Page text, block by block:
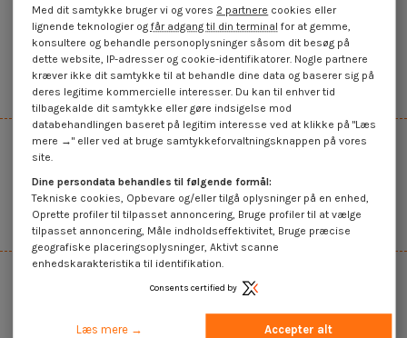
45.000+ referencer på lager
Det bredeste udvalg på internettet
Salg af enheder og mængder
Mængdebaseret glidende pris
Med dit samtykke bruger vi og vores 2 partnere cookies eller
lignende teknologier ogfår adgang til din terminal for at gemme,
konsultere og behandle personoplysninger såsom dit besøg på
dette website, IP-adresser og cookie-identifikatorer. Nogle partnere
kræver ikke dit samtykke til at behandle dine data og baserer sig på
deres legitime kommercielle interesser. Du kan til enhver tid
tilbagekalde dit samtykke eller gøre indsigelse mod
databehandlingen baseret på legitim interesse ved at klikke på "Læs
mere →" eller ved at bruge samtykkeforvaltningsknappen på vores
site.
Dine persondata behandles til følgende formål:
Tekniske cookies, Opbevare og/eller tilgå oplysninger på en enhed,
Oprette profiler til tilpasset annoncering, Bruge profiler til at vælge
tilpasset annoncering, Måle indholdseffektivitet, Bruge præcise
geografiske placeringsoplysninger, Aktivt scanne
enhedskarakteristika til identifikation.
Consents certified by
Læs mere → Accepter alt